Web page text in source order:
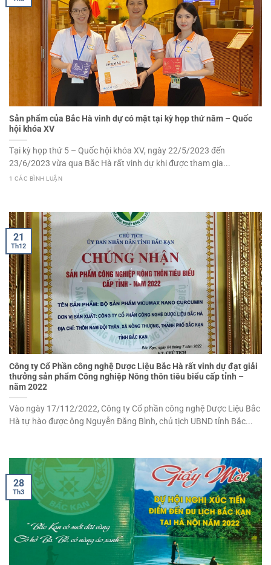
Sản phẩm của Bắc Hà vinh dự có mặt tại kỳ họp thứ năm – Quốc
hội khóa XV
Tại kỳ họp thứ 5 – Quốc hội khóa XV, ngày 22/5/2023 đến
23/6/2023 vừa qua Bắc Hà rất vinh dự khi được tham gia...
1 CÁC BÌNH LUẬN
Công ty Cổ Phần công nghệ Dược Liệu Bắc Hà rất vinh dự đạt giải
thưởng sản phẩm Công nghiệp Nông thôn tiêu biểu cấp tỉnh –
năm 2022
Vào ngày 17/112/2022, Công ty Cổ phần công nghệ Dược Liệu Bắc
Hà tự hào được ông Nguyễn Đăng Bình, chủ tịch UBND tỉnh Bắc...
21
Th12
28
Th3